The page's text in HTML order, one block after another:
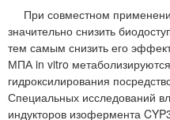
При совместном
значительно снизить
тем самым снизить его
МПА in vitro
гидроксилирования
Специальных исследований
индукторов изофермента